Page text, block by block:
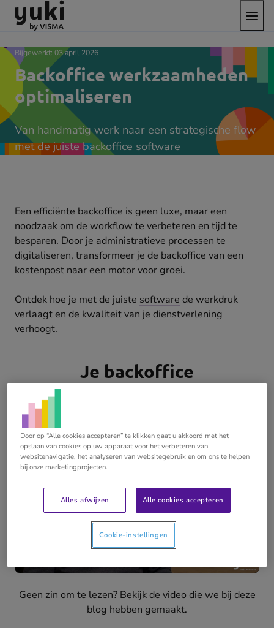
Direct
naar
content
Direct
naar
footer
Ga
naar
homepage
het
menu
Backoffice werkzaamheden
optimaliseren
Bijgewerkt: 03 april 2026
Van handmatig werk naar een strategische flow
met de juiste backoffice software
Een efficiënte backoffice is geen luxe, maar een
noodzaak om de workflow te verbeteren en tijd te
besparen. Door je administratieve processen te
digitaliseren, transformeer je de backoffice van een
kostenpost naar een motor voor groei.
Ontdek hoe je met de juiste software de werkdruk
verlaagt en de kwaliteit van je dienstverlening
verhoogt.
Je backoffice
Geen zin om te lezen? Bekijk de video die we bij deze
blog hebben gemaakt.
Door op “Alle cookies accepteren” te klikken gaat u akkoord met het
opslaan van cookies op uw apparaat voor het verbeteren van
websitenavigatie, het analyseren van websitegebruik en om ons te helpen
bij onze marketingprojecten.
Alles afwijzen Alle cookies accepteren
Cookie-instellingen